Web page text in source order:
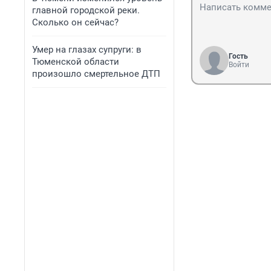
главной городской реки.
Сколько он сейчас?
Умер на глазах супруги: в
Тюменской области
произошло смертельное ДТП
Гость
Войти